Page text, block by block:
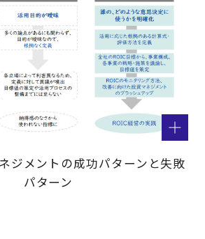
ジメントの成功パターンと失敗
パターン